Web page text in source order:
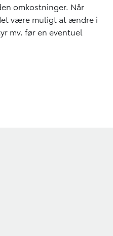
omkostninger. Når
være muligt at ændre i
mv. før en eventuel